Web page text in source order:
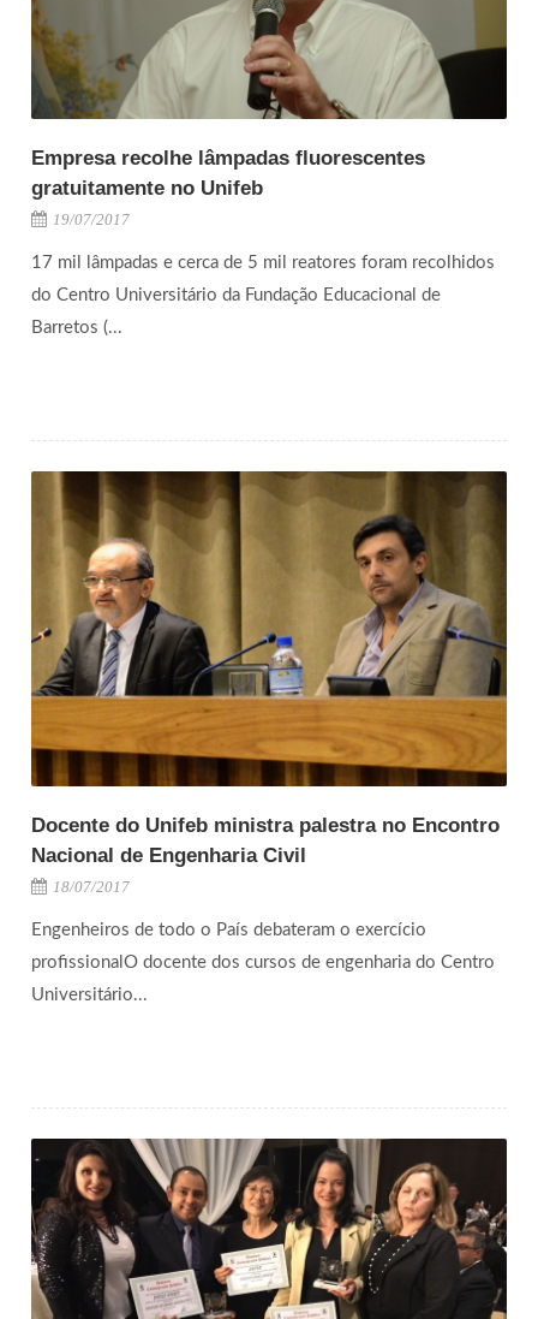
Empresa recolhe lâmpadas fluorescentes
gratuitamente no Unifeb
19/07/2017
17 mil lâmpadas e cerca de 5 mil reatores foram recolhidos
do Centro Universitário da Fundação Educacional de
Barretos (...
Docente do Unifeb ministra palestra no Encontro
Nacional de Engenharia Civil
18/07/2017
Engenheiros de todo o País debateram o exercício
profissionalO docente dos cursos de engenharia do Centro
Universitário...